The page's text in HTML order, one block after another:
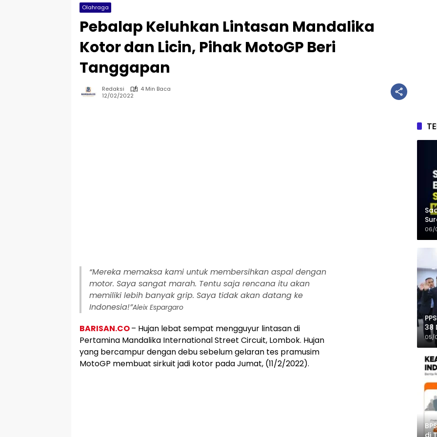
Olahraga
Pebalap Keluhkan Lintasan Mandalika
Kotor dan Licin, Pihak MotoGP Beri
Tanggapan
Redaksi
4 Min Baca
12/02/2022
“Mereka memaksa kami untuk membersihkan aspal dengan
motor. Saya sangat marah. Tentu saja rencana itu akan
memiliki lebih banyak grip. Saya tidak akan datang ke
Indonesia!”Aleix Espargaro
BARISAN.CO– Hujan lebat sempat mengguyur lintasan di
Pertamina Mandalika International Street Circuit, Lombok. Hujan
yang bercampur dengan debu sebelum gelaran tes pramusim
MotoGP membuat sirkuit jadi kotor pada Jumat, (11/2/2022).
06/
38
05/
di